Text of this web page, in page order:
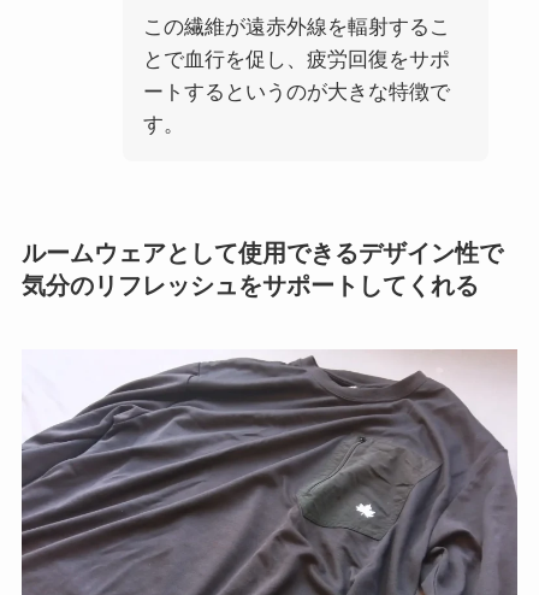
この繊維が遠赤外線を輻射するこ
とで血行を促し、疲労回復をサポ
ートするというのが大きな特徴で
す。
ルームウェアとして使用できるデザイン性で
気分のリフレッシュをサポートしてくれる